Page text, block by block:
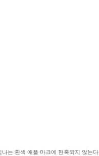
는 흰색 애플 마크에 현혹되지 않는